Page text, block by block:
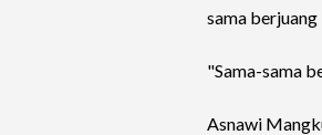
sama
"Sama-sama
Asnawi